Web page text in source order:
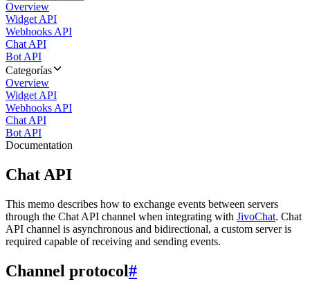
Overview
Widget API
Webhooks API
Chat API
Bot API
Categorías
Overview
Widget API
Webhooks API
Chat API
Bot API
Documentation
Chat API
This memo describes how to exchange events between servers
through the Chat API channel when integrating with JivoChat. Chat
API channel is asynchronous and bidirectional, a custom server is
required capable of receiving and sending events.
Channel protocol#